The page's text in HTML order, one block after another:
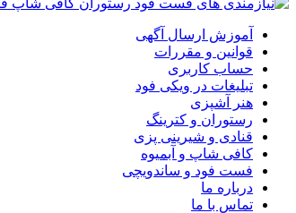
آموزش ارسال آگهی
قوانین و مقررات
حساب کاربری
تبلیغات در ویکی فود
هنر آشپزی
رستوران و کترینگ
قنادی و شیرینی پزی
کافی شاپ و آبمیوه
فست فود و ساندویچی
درباره ما
تماس با ما